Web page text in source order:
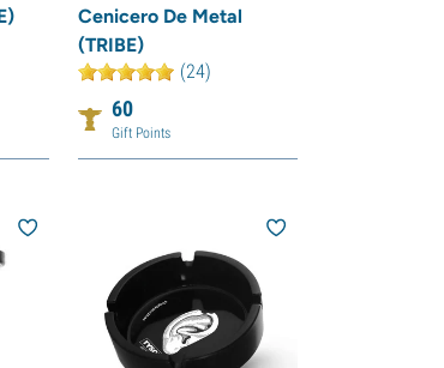
Cenicero De Metal
(TRIBE)
(24)
60
Gift Points